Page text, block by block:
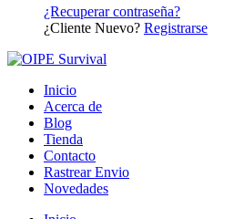
¿Recuperar contraseña?
¿Cliente Nuevo? Registrarse
Inicio
Acerca de
Blog
Tienda
Contacto
Rastrear Envio
Novedades